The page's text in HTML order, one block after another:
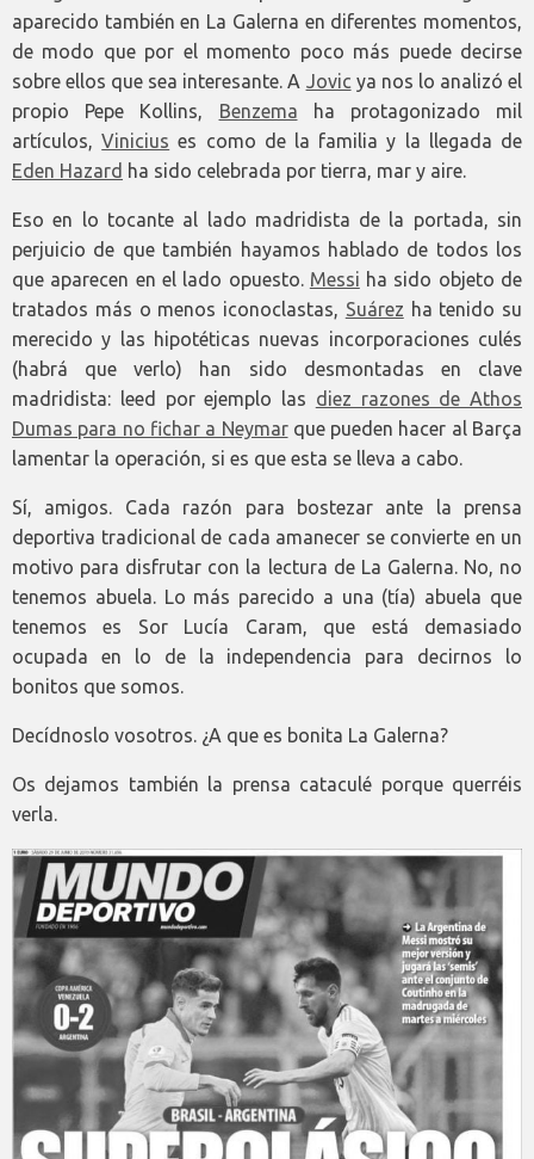
aparecido también en La Galerna en diferentes momentos,
de modo que por el momento poco más puede decirse
sobre ellos que sea interesante. A Jovic ya nos lo analizó el
propio Pepe Kollins, Benzema ha protagonizado mil
artículos,Vinicius es como de la familia y la llegada de
Eden Hazard ha sido celebrada por tierra, mar y aire.
Eso en lo tocante al lado madridista de la portada, sin
perjuicio de que también hayamos hablado de todos los
que aparecen en el lado opuesto. Messi ha sido objeto de
tratados más o menos iconoclastas, Suárez ha tenido su
merecido y las hipotéticas nuevas incorporaciones culés
(habrá que verlo) han sido desmontadas en clave
madridista: leed por ejemplo las diez razones de Athos
Dumas para no fichar a Neymarque pueden hacer al Barça
lamentar la operación, si es que esta se lleva a cabo.
Sí, amigos. Cada razón para bostezar ante la prensa
deportiva tradicional de cada amanecer se convierte en un
motivo para disfrutar con la lectura de La Galerna. No, no
tenemos abuela. Lo más parecido a una (tía) abuela que
tenemos es Sor Lucía Caram, que está demasiado
ocupada en lo de la independencia para decirnos lo
bonitos que somos.
Decídnoslo vosotros. ¿A que es bonita La Galerna?
Os dejamos también la prensa cataculé porque querréis
verla.